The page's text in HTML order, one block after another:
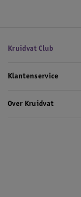
Kruidvat Club
Klantenservice
Over Kruidvat